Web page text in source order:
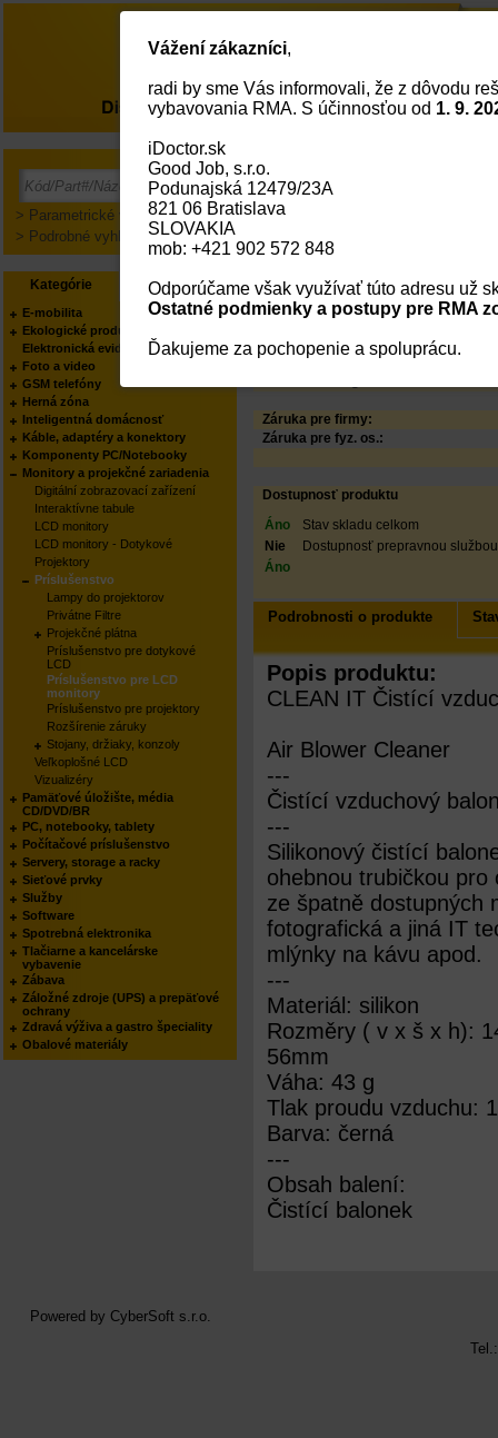
CLEAN IT Čistící
PODĽA KATEGÓRIE:
PODĽA KATEGÓRIE:
PODĽA VÝROBCU:
Kód:
Part No.:
Výrobca:
Váš obchodník:
Záruka pre firmy:
Záruka pre fyz. os.:
Dostupnosť produktu
Áno
Nie
Áno
Stav skladu celkom
Dostupnosť prepravnou
Podrobnosti o produkte
Popis produktu:
CLEAN IT Čistící
Air Blower Cleaner
---
Čistící vzduchový
---
Silikonový čistící
ohebnou trubičkou
ze špatně dostupných
fotografická a jiná IT
mlýnky na kávu apod.
---
Materiál: silikon
Rozměry ( v x š x h):
56mm
Váha: 43 g
Tlak proudu vzduchu:
Barva: černá
---
Obsah balení:
Čistící balonek
> Parametrické vyhľadávanie
> Podrobné vyhľadávanie
Kategórie Výrobcovia
E-mobilita
Ekologické produkty
Elektronická evidencia tržieb
Foto a video
GSM telefóny
Herná zóna
Inteligentná domácnosť
Káble, adaptéry a konektory
Komponenty PC/Notebooky
Monitory a projekčné zariadenia
Digitální zobrazovací zařízení
Interaktívne tabule
LCD monitory
LCD monitory - Dotykové
Projektory
Príslušenstvo
Lampy do projektorov
Privátne Filtre
Projekčné plátna
Príslušenstvo pre dotykové
LCD
Príslušenstvo pre LCD
monitory
Príslušenstvo pre projektory
Rozšírenie záruky
Stojany, držiaky, konzoly
Veľkoplošné LCD
Vizualizéry
Pamäťové úložište, média
CD/DVD/BR
PC, notebooky, tablety
Počítačové príslušenstvo
Servery, storage a racky
Sieťové prvky
Služby
Software
Spotrebná elektronika
Tlačiarne a kancelárske
vybavenie
Zábava
Záložné zdroje (UPS) a prepäťové
ochrany
Zdravá výživa a gastro špeciality
Obalové materiály
O nás
Powered by CyberSoft s.r.o.
Vážení zákazníci,
radi by sme Vás informovali, že z dôvodu
vybavovania RMA. S účinnosťou od 1. 9.
iDoctor.sk
Good Job, s.r.o.
Podunajská 12479/23A
821 06 Bratislava
SLOVAKIA
mob: +421 902 572 848
Odporúčame však využívať túto adresu už
Ostatné podmienky a postupy pre RMA
Ďakujeme za pochopenie a spoluprácu.